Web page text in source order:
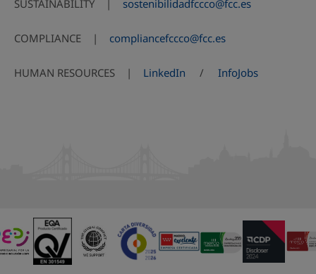
SUSTAINABILITY | sostenibilidadfccco@fcc.es
COMPLIANCE | compliancefccco@fcc.es
HUMAN RESOURCES | LinkedIn / InfoJobs